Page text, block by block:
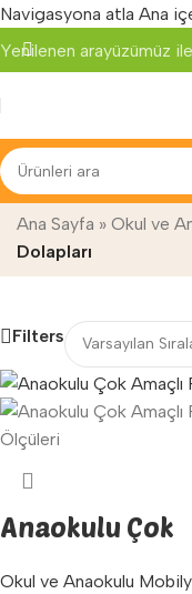
Navigasyona atla Ana
Yenilenen arayüzümüz
Anaokulu
Ana Sayfa » Okul ve
Dolapları
Filters
Anaokulu Çok
Okul ve Anaokulu